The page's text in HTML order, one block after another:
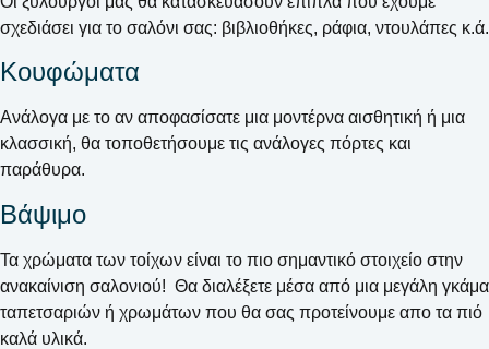
σχεδιάσει για το σαλόνι σας: βιβλιοθήκες, ράφια, ντουλάπες κ.ά.
Κουφώματα
Ανάλογα με το αν αποφασίσατε μια μοντέρνα αισθητική ή μια
κλασσική, θα τοποθετήσουμε τις ανάλογες πόρτες και
παράθυρα.
Βάψιμο
Τα χρώματα των τοίχων είναι το πιο σημαντικό στοιχείο στην
ανακαίνιση σαλονιού! Θα διαλέξετε μέσα από μια μεγάλη γκάμα
ταπετσαριών ή χρωμάτων που θα σας προτείνουμε απο τα πιό
καλά υλικά.